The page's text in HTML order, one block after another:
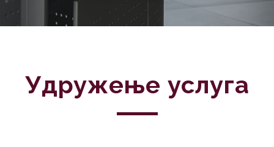
Удружење услуга